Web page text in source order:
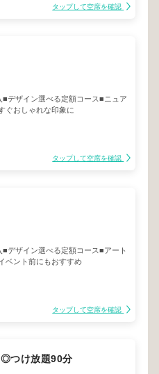
タップして空席を確認
■デザイン選べる定額コース■ニュア
ぐおしゃれな印象に
タップして空席を確認
デザイン選べる定額コース■アート
ベント前にもおすすめ
タップして空席を確認
◎つけ放題90分